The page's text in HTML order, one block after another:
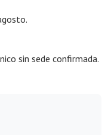
sin sede confirmada.